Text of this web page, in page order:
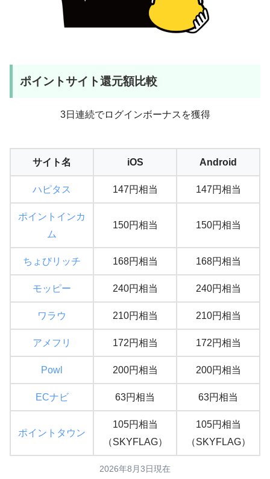
ポイントサイト還元額比較
3日連続でログインボーナスを獲得
サイト名 iOS Android
ハピタス 147円相当 147円相当
ポイントインカ
ム
150円相当 150円相当
ちょびリッチ 168円相当 168円相当
モッピー 240円相当 240円相当
ワラウ 210円相当 210円相当
アメフリ 172円相当 172円相当
Powl 200円相当 200円相当
ECナビ 63円相当 63円相当
ポイントタウン
105円相当
（SKYFLAG）
105円相当
（SKYFLAG）
2026年8月3日現在